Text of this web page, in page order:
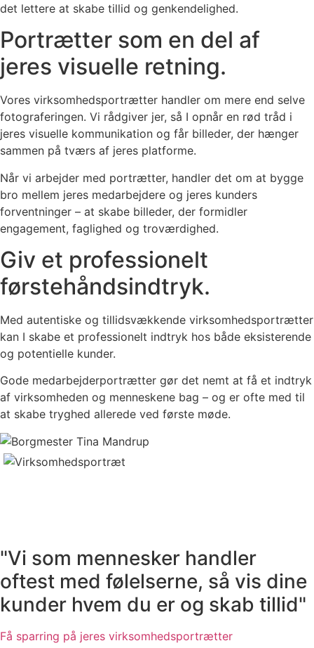
det lettere at skabe tillid og genkendelighed.
Portrætter som en del af
jeres visuelle retning.
Vores virksomhedsportrætter handler om mere end selve
fotograferingen. Vi rådgiver jer, så I opnår en rød tråd i
jeres visuelle kommunikation og får billeder, der hænger
sammen på tværs af jeres platforme.
Når vi arbejder med portrætter, handler det om at bygge
bro mellem jeres medarbejdere og jeres kunders
forventninger – at skabe billeder, der formidler
engagement, faglighed og troværdighed.
Giv et professionelt
førstehåndsindtryk.
Med autentiske og tillidsvækkende virksomhedsportrætter
kan I skabe et professionelt indtryk hos både eksisterende
og potentielle kunder.
Gode medarbejderportrætter gør det nemt at få et indtryk
af virksomheden og menneskene bag – og er ofte med til
at skabe tryghed allerede ved første møde.
"Vi som mennesker handler
oftest med følelserne, så vis dine
kunder hvem du er og skab tillid"
Få sparring på jeres virksomhedsportrætter